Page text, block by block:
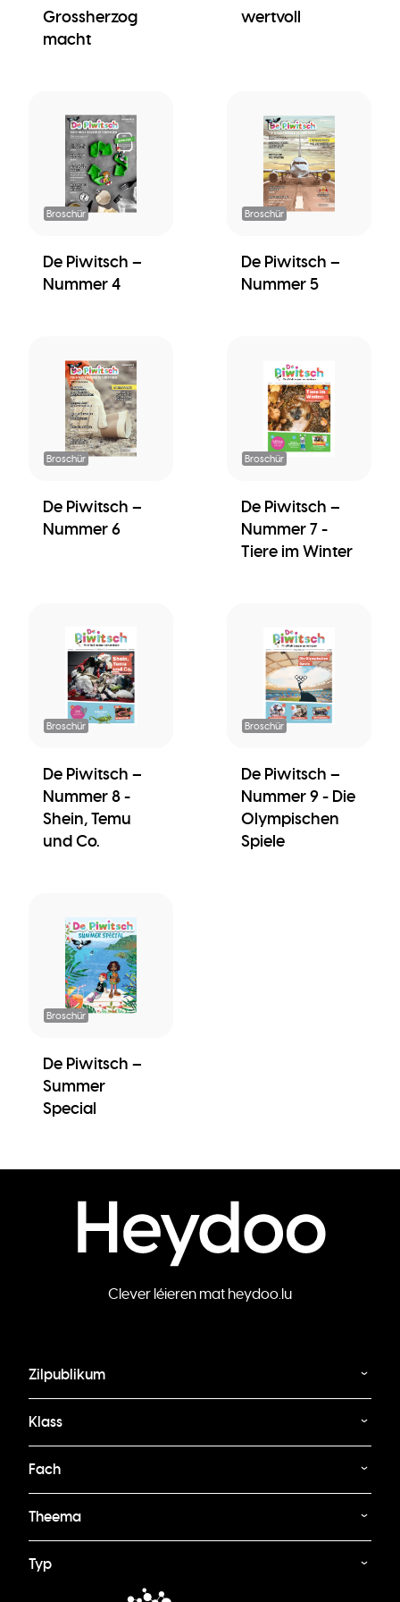
Grossherzog
macht
wertvoll
Broschür
De Piwitsch –
Nummer 4
Broschür
De Piwitsch –
Nummer 5
Broschür
De Piwitsch –
Nummer 6
Broschür
De Piwitsch –
Nummer 7 -
Tiere im Winter
Broschür
De Piwitsch –
Nummer 8 -
Shein, Temu
und Co.
Broschür
De Piwitsch –
Nummer 9 - Die
Olympischen
Spiele
Broschür
De Piwitsch –
Summer
Special
Clever léieren mat heydoo.lu
Zilpublikum
Klass
Fach
Theema
Typ